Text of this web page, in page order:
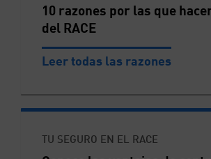
10 razones por las que
del RACE
Leer todas las razones
TU SEGURO EN EL RACE